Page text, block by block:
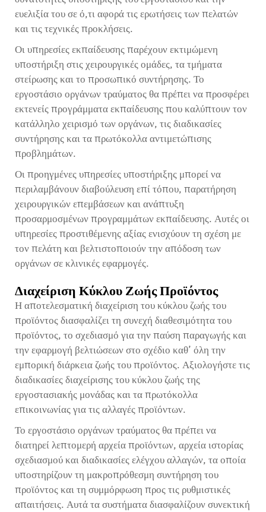
ευελιξία του σε ό,τι αφορά τις ερωτήσεις των πελατών
και τις τεχνικές προκλήσεις.
Οι υπηρεσίες εκπαίδευσης παρέχουν εκτιμώμενη
υποστήριξη στις χειρουργικές ομάδες, τα τμήματα
στείρωσης και το προσωπικό συντήρησης. Το
εργοστάσιο οργάνων τραύματος θα πρέπει να προσφέρει
εκτενείς προγράμματα εκπαίδευσης που καλύπτουν τον
κατάλληλο χειρισμό των οργάνων, τις διαδικασίες
συντήρησης και τα πρωτόκολλα αντιμετώπισης
προβλημάτων.
Οι προηγμένες υπηρεσίες υποστήριξης μπορεί να
περιλαμβάνουν διαβούλευση επί τόπου, παρατήρηση
χειρουργικών επεμβάσεων και ανάπτυξη
προσαρμοσμένων προγραμμάτων εκπαίδευσης. Αυτές οι
υπηρεσίες προστιθέμενης αξίας ενισχύουν τη σχέση με
τον πελάτη και βελτιστοποιούν την απόδοση των
οργάνων σε κλινικές εφαρμογές.
Διαχείριση Κύκλου Ζωής Προϊόντος
Η αποτελεσματική διαχείριση του κύκλου ζωής του
προϊόντος διασφαλίζει τη συνεχή διαθεσιμότητα του
προϊόντος, το σχεδιασμό για την παύση παραγωγής και
την εφαρμογή βελτιώσεων στο σχέδιο καθ’ όλη την
εμπορική διάρκεια ζωής του προϊόντος. Αξιολογήστε τις
διαδικασίες διαχείρισης του κύκλου ζωής της
εργοστασιακής μονάδας και τα πρωτόκολλα
επικοινωνίας για τις αλλαγές προϊόντων.
Το εργοστάσιο οργάνων τραύματος θα πρέπει να
διατηρεί λεπτομερή αρχεία προϊόντων, αρχεία ιστορίας
σχεδιασμού και διαδικασίες ελέγχου αλλαγών, τα οποία
υποστηρίζουν τη μακροπρόθεσμη συντήρηση του
προϊόντος και τη συμμόρφωση προς τις ρυθμιστικές
απαιτήσεις. Αυτά τα συστήματα διασφαλίζουν συνεκτική